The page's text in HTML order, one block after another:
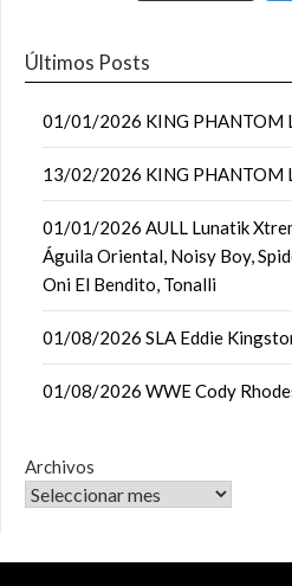
Últimos Posts
01/01/2026 KING PHANTOM
13/02/2026 KING PHANTOM
01/01/2026 AULL Lunatik
Águila Oriental, Noisy Boy,
Oni El Bendito, Tonalli
01/08/2026 SLA Eddie
01/08/2026 WWE Cody
Archivos